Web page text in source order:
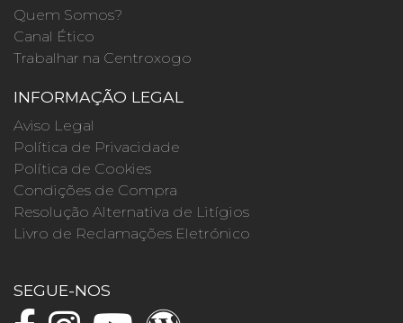
Quem Somos?
Canal Ético
Trabalhar na Centroxogo
INFORMAÇÃO LEGAL
Aviso Legal
Política de Privacidade
Política de Cookies
Condições de Compra
Resolução Alternativa de Litígios
Livro de Reclamações Eletrónico
SEGUE-NOS